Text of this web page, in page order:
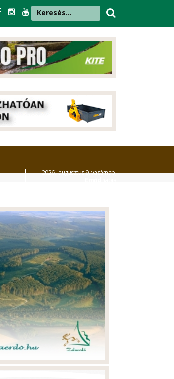
2026. augusztus 9. vasárnap,